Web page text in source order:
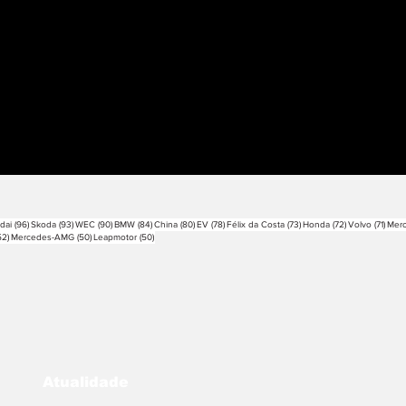
(96)96 posts
Skoda (93)93 posts
WEC (90)90 posts
BMW (84)84 posts
China (80)80 posts
EV (78)78 posts
Félix da Costa (73)73 posts
Honda (72)72 posts
Volvo (71)71
52 posts
Mercedes-AMG (50)50 posts
Leapmotor (50)50 posts